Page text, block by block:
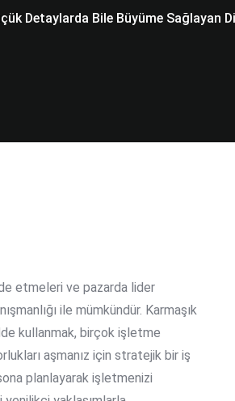
Detaylarda Bile Büyüme Sağlayan
etmeleri ve pazarda lider
ile mümkündür. Karmaşık
kullanmak, birçok işletme
aşmanız için stratejik bir iş
planlayarak işletmenizi